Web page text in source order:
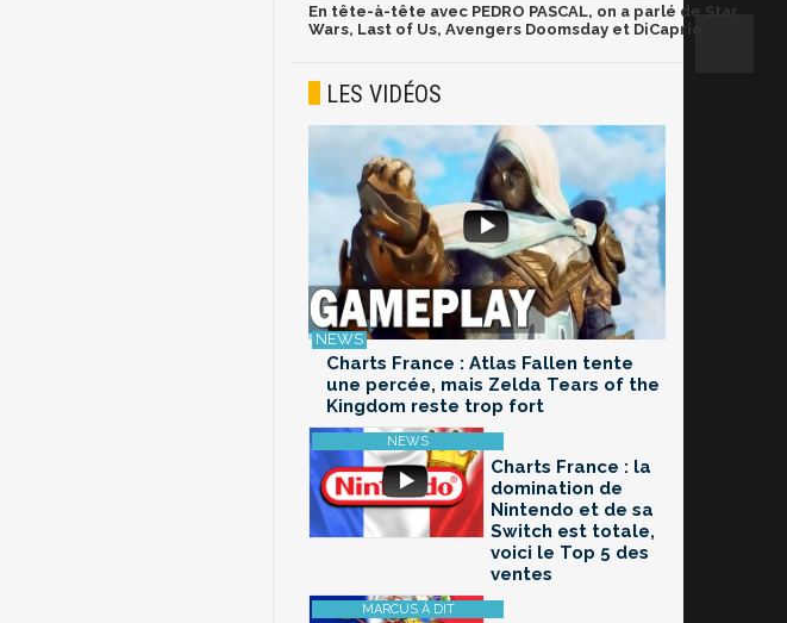
En tête-à-tête avec PEDRO PASCAL, on a parlé de Star
Wars, Last of Us, Avengers Doomsday et DiCaprio
LES VIDÉOS
Charts France : Atlas Fallen tente
une percée, mais Zelda Tears of the
Kingdom reste trop fort
Charts France : la
domination de
Nintendo et de sa
Switch est totale,
voici le Top 5 des
ventes